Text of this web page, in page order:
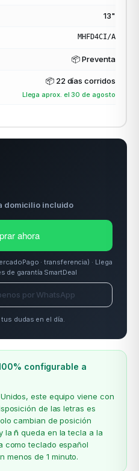
13"
MHFD4CI/A
📦 Preventa
📦 22 días corridos
Llega aprox. el 30 de agosto
domicilio incluido
ahora
· transferencia) · Llega
de garantía SmartDeal
por WhatsApp
dudas en el día.
configurable a
este equipo viene con
de las letras es
cambian de posición
lañ queda en la tecla a la
como teclado español
menos de 1 minuto.